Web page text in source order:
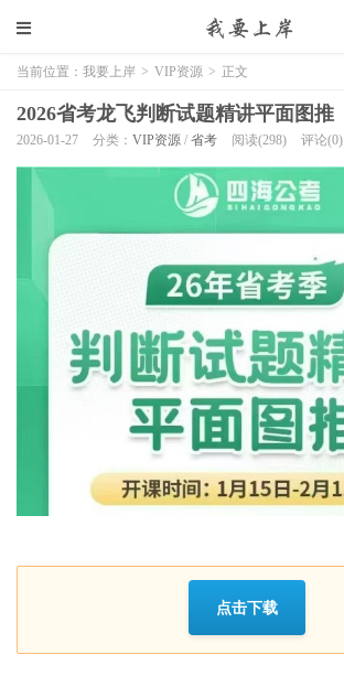
当前位置： 我要上岸 > VIP资源 > 正文
2026省考龙飞判断试题精讲平面图推
2026-01-27 分类： VIP资源 / 省考 阅读(298) 评论(0)
点击下载